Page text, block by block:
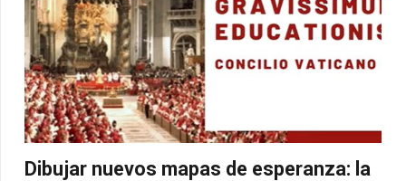
Dibujar nuevos mapas de esperanza: la